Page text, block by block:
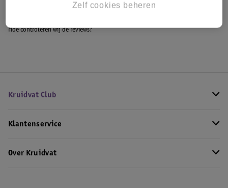
Alle Kinderwagens
Hoe controleren wij de reviews?
Kruidvat Club
Klantenservice
Over Kruidvat
Zelf cookies beheren